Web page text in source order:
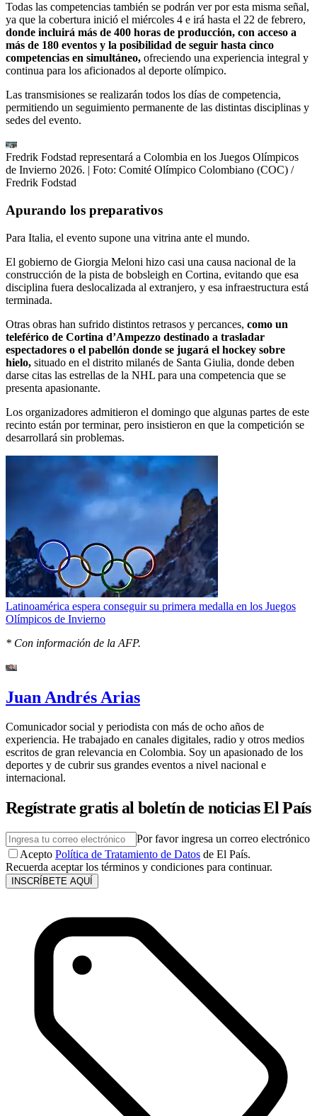
Todas las competencias también se podrán ver por esta misma señal,
ya que la cobertura inició el miércoles 4 e irá hasta el 22 de febrero,
donde incluirá más de 400 horas de producción, con acceso a
más de 180 eventos y la posibilidad de seguir hasta cinco
competencias en simultáneo, ofreciendo una experiencia integral y
continua para los aficionados al deporte olímpico.
Las transmisiones se realizarán todos los días de competencia,
permitiendo un seguimiento permanente de las distintas disciplinas y
sedes del evento.
Fredrik Fodstad representará a Colombia en los Juegos Olímpicos
de Invierno 2026. | Foto: Comité Olímpico Colombiano (COC) /
Fredrik Fodstad
Apurando los preparativos
Para Italia, el evento supone una vitrina ante el mundo.
El gobierno de Giorgia Meloni hizo casi una causa nacional de la
construcción de la pista de bobsleigh en Cortina, evitando que esa
disciplina fuera deslocalizada al extranjero, y esa infraestructura está
terminada.
Otras obras han sufrido distintos retrasos y percances, como un
teleférico de Cortina d’Ampezzo destinado a trasladar
espectadores o el pabellón donde se jugará el hockey sobre
hielo, situado en el distrito milanés de Santa Giulia, donde deben
darse citas las estrellas de la NHL para una competencia que se
presenta apasionante.
Los organizadores admitieron el domingo que algunas partes de este
recinto están por terminar, pero insistieron en que la competición se
desarrollará sin problemas.
Latinoamérica espera conseguir su primera medalla en los Juegos
Olímpicos de Invierno
* Con información de la AFP.
Juan Andrés Arias
Comunicador social y periodista con más de ocho años de
experiencia. He trabajado en canales digitales, radio y otros medios
escritos de gran relevancia en Colombia. Soy un apasionado de los
deportes y de cubrir sus grandes eventos a nivel nacional e
internacional.
Regístrate gratis al boletín de noticias El País
Por favor ingresa un correo electrónico
Acepto Política de Tratamiento de Datos de El País.
Recuerda aceptar los términos y condiciones para continuar.
INSCRÍBETE AQUÍ